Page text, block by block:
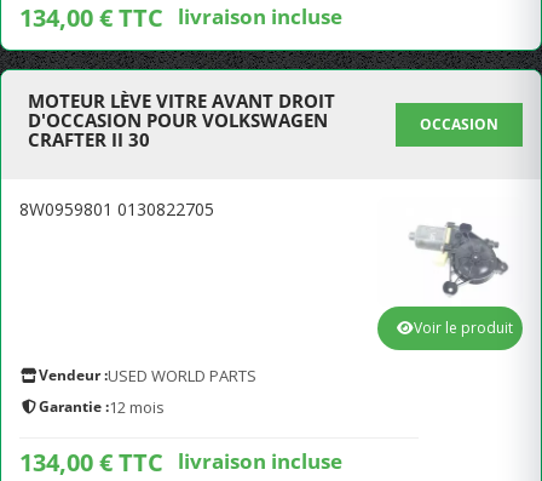
134,00 € TTC livraison incluse
MOTEUR LÈVE VITRE AVANT DROIT
D'OCCASION POUR VOLKSWAGEN
CRAFTER II 30
OCCASION
8W0959801 0130822705
Vendeur :USED WORLD PARTS
Garantie :12 mois
134,00 € TTC livraison incluse
Voir le produit